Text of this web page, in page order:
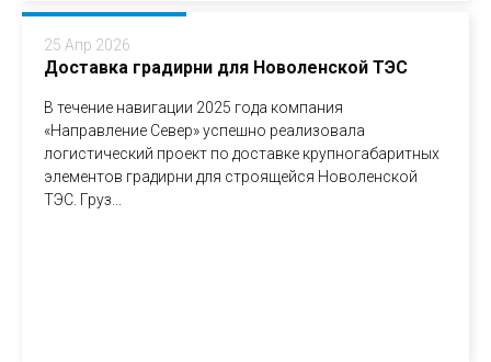
25 Апр 2026
Доставка градирни для Новоленской ТЭС
В течение навигации 2025 года компания
«Направление Север» успешно реализовала
логистический проект по доставке крупногабаритных
элементов градирни для строящейся Новоленской
ТЭС. Груз...